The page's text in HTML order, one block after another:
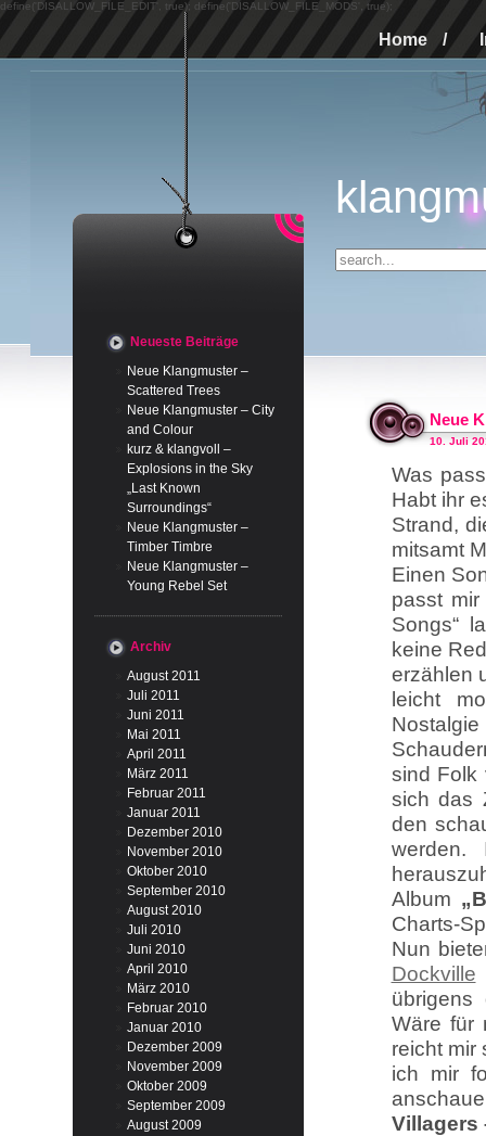
define('DISALLOW_FILE_EDIT', true); define('DISALLOW_FILE_MODS', true);
Home /
Neueste Beiträge
Neue Klangmuster –
Scattered Trees
Neue Klangmuster – City
and Colour
kurz & klangvoll –
Explosions in the Sky
„Last Known
Surroundings“
Neue Klangmuster –
Timber Timbre
Neue Klangmuster –
Young Rebel Set
Archiv
August 2011
Juli 2011
Juni 2011
Mai 2011
April 2011
März 2011
Februar 2011
Januar 2011
Dezember 2010
November 2010
Oktober 2010
September 2010
August 2010
Juli 2010
Juni 2010
April 2010
März 2010
Februar 2010
Januar 2010
Dezember 2009
November 2009
Oktober 2009
September 2009
August 2009
Neue
10. Juli
Was
Habt ihr
Strand,
mitsamt
Einen
passt
Songs“
keine
erzählen
leicht
sind Folk
sich das
den
werden.
Album
Charts-
Nun
Dockville
Wäre für
reicht mir
ich mir
Villagers